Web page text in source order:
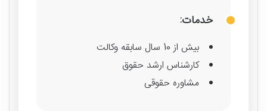
خدمات:
بیش از 10 سال سابقه وکالت
کارشناس ارشد حقوق
مشاوره حقوقی